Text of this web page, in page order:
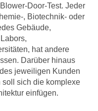
Door-Test. Jeder
, Biotechnik- oder
Gebäude,
hat andere
Darüber hinaus
jeweiligen Kunden
soll sich die komplexe
einfügen.